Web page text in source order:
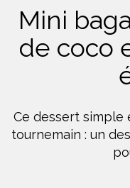
Mini
de coco
Ce dessert simple
tournemain : un